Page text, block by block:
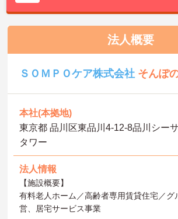
法人概要
ＳＯＭＰＯケア株式会社 そんぽ
本社(本拠地)
東京都 品川区東品川4-12-8品川シー
タワー
法人情報
【施設概要】
有料老人ホーム／高齢者専用賃貸住宅／グ
営、居宅サービス事業